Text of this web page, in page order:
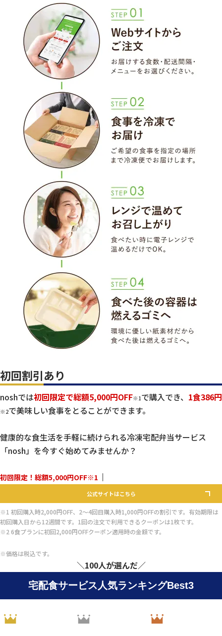
初回割引あり
noshでは初回限定で総額5,000円OFF※1で購入でき、 1食386円
※2で美味しい食事をとることができます。
健康的な食生活を手軽に続けられる冷凍宅配弁当サービス
「nosh」を今すぐ始めてみませんか？
初回限定！総額5,000円OFF※1
公式サイトはこちら
※1 初回購入時2,000円OFF、2～4回目購入時1,000円OFFの割引です。有効期限は
初回購入日から12週間です。1回の注文で利用できるクーポンは1枚です。
※2 6食プランに初回2,000円OFFクーポン適用時の金額です。
※価格は税込です。
＼100人が選んだ／
宅配食サービス人気ランキングBest3